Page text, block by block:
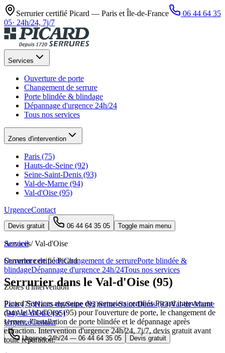
Serrurier certifié Picard — Paris et Île-de-France
06 44 64 35
05· 24h/24, 7j/7
Services
Ouverture de porte
Changement de serrure
Porte blindée & blindage
Dépannage d'urgence 24h/24
Tous nos services
Zones d'intervention
Paris (75)
Hauts-de-Seine (92)
Seine-Saint-Denis (93)
Val-de-Marne (94)
Val-d'Oise (95)
UrgenceContact
Devis gratuit 06 44 64 35 05 Toggle main menu
Services
Ouverture de porteChangement de serrurePorte blindée &
blindageDépannage d'urgence 24h/24Tous nos services
Zones d'intervention
Paris (75)Hauts-de-Seine (92)Seine-Saint-Denis (93)Val-de-Marne
(94)Val-d'Oise (95)
UrgenceContact
Urgence 24h/24 — 06 44 64 35 05 Devis gratuit
Accueil / Val-d'Oise
Serrurier certifié Picard
Serrurier dans le Val-d'Oise (95)
Picard Services regroupe des serruriers certifiés Picard intervenant
dans le Val-d'Oise (95) pour l'ouverture de porte, le changement de
serrure, l'installation de porte blindée et le dépannage après
effraction. Intervention d'urgence 24h/24, 7j/7, devis gratuit avant
toute réparation.